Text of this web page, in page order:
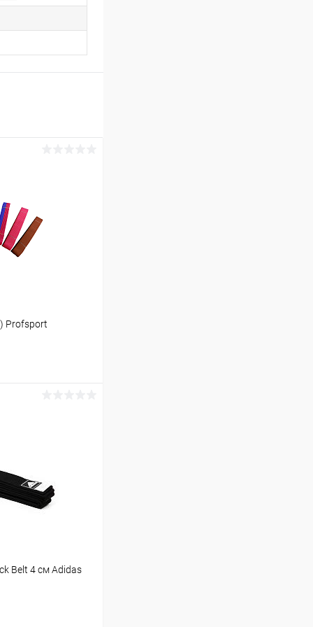
Profsport
В наличии
Belt 4 см Adidas